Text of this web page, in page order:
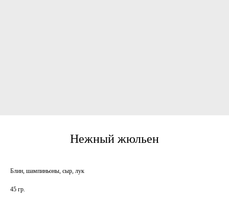
Нежный жюльен
Блин, шампиньоны, сыр, лук
45 гр.